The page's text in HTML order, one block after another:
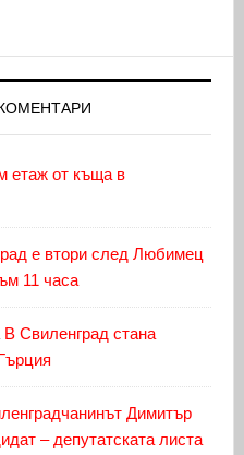
етаж от къща в
е втори след Любимец
11 часа
В Свиленград стана
Димитър
– депутатската листа